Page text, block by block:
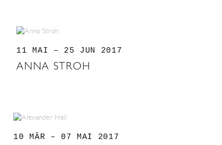
11 MAI – 25 JUN 2017
ANNA STROH
10 MÄR – 07 MAI 2017